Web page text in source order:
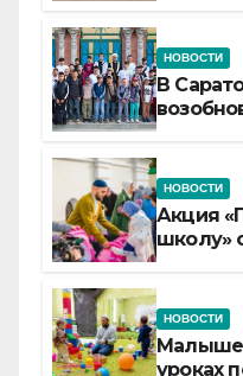
НОВОСТИ
В
НОВОСТИ
Акция
школу»
НОВОСТИ
уроках